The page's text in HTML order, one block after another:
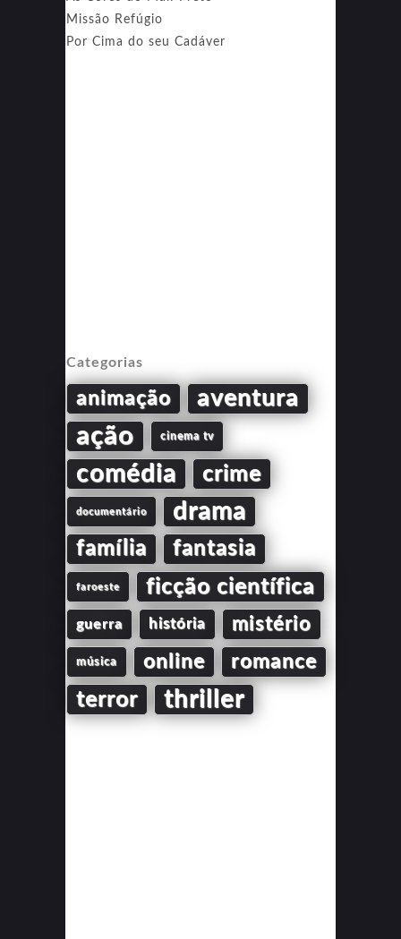
Missão Refúgio
Por Cima do seu Cadáver
Categorias
animação aventura
ação cinema tv
comédia crime
documentário drama
família fantasia
faroeste ficção científica
guerra história mistério
música online romance
terror thriller